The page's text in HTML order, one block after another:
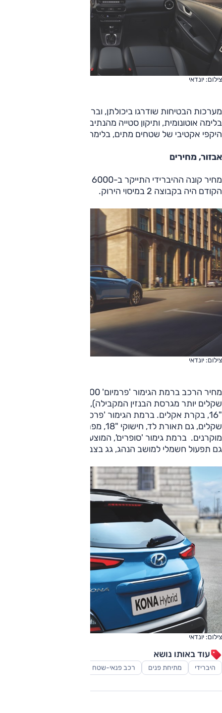
צילום: יונדאי
מערכות הבטיחות שודרגו ביכולתן, וברמת הגימור הבסיסית
בלימה אוטונומית, ותיקון סטייה מהנתיב; ל'פרסטיג'' גם ניטור
היקפי אקטיבי של שטחים מתים, בלימה אוטונומית לאחור.
אבזור, מחירים
הקודם היה בקבוצה 2 במיסוי הירוק.
צילום: יונדאי
שקלים יותר מגרסת הבנזין המקבילה), וזו תכלול כאמור חישוקי
שקלים, גם תאורת לד, חישוקי "18, מפתח חכם, מחוונים
גם תפעול חשמלי למושב הנהג, גג בצבע שחור ועוד.
צילום: יונדאי
עוד באותו נושא
היברידי מתיחת פנים רכב פנאי-שטח